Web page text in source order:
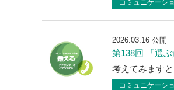
コミュニケーシ
2026.03.16 公開
第138回 「選ぶ
考えてみます
コミュニケーシ